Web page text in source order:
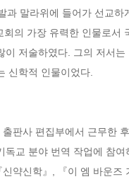
과 말라위에 들어가 선교
의 가장 유력한 인물로
이 저술하였다. 그의 저서
신학적 인물이었다.
판사 편집부에서 근무한
독교 분야 번역 작업에 참
약신학』, 『이 엠 바운